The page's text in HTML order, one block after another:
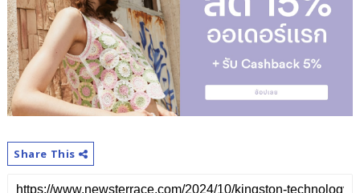
Share This